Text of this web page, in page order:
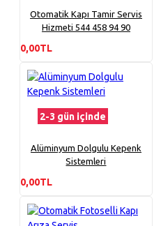
Otomatik Kapı Tamir Servis
Hizmeti 544 458 94 90
0,00TL
2-3 gün içinde
Alüminyum Dolgulu Kepenk
Sistemleri
0,00TL